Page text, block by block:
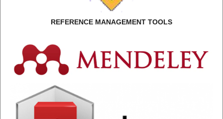
REFERENCE MANAGEMENT TOOLS